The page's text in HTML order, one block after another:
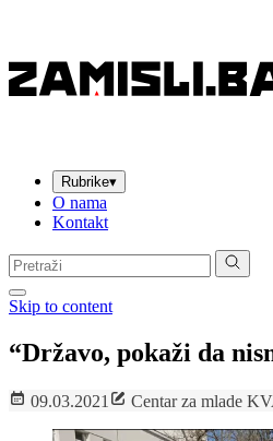
Rubrike▾
O nama
Kontakt
Pretraga:
Skip to content
“Državo, pokaži da
09.03.2021 Centar za mlade